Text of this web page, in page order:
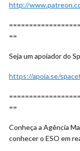
http://
==
Seja um apoiador do
https://apoia.se/
==
Conheça a Agência
conhecer o ESO em